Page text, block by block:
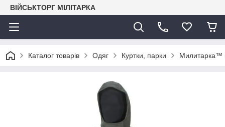
ВІЙСЬКТОРГ МІЛІТАРКА
Каталог товарів Одяг Куртки, парки Милитарка™